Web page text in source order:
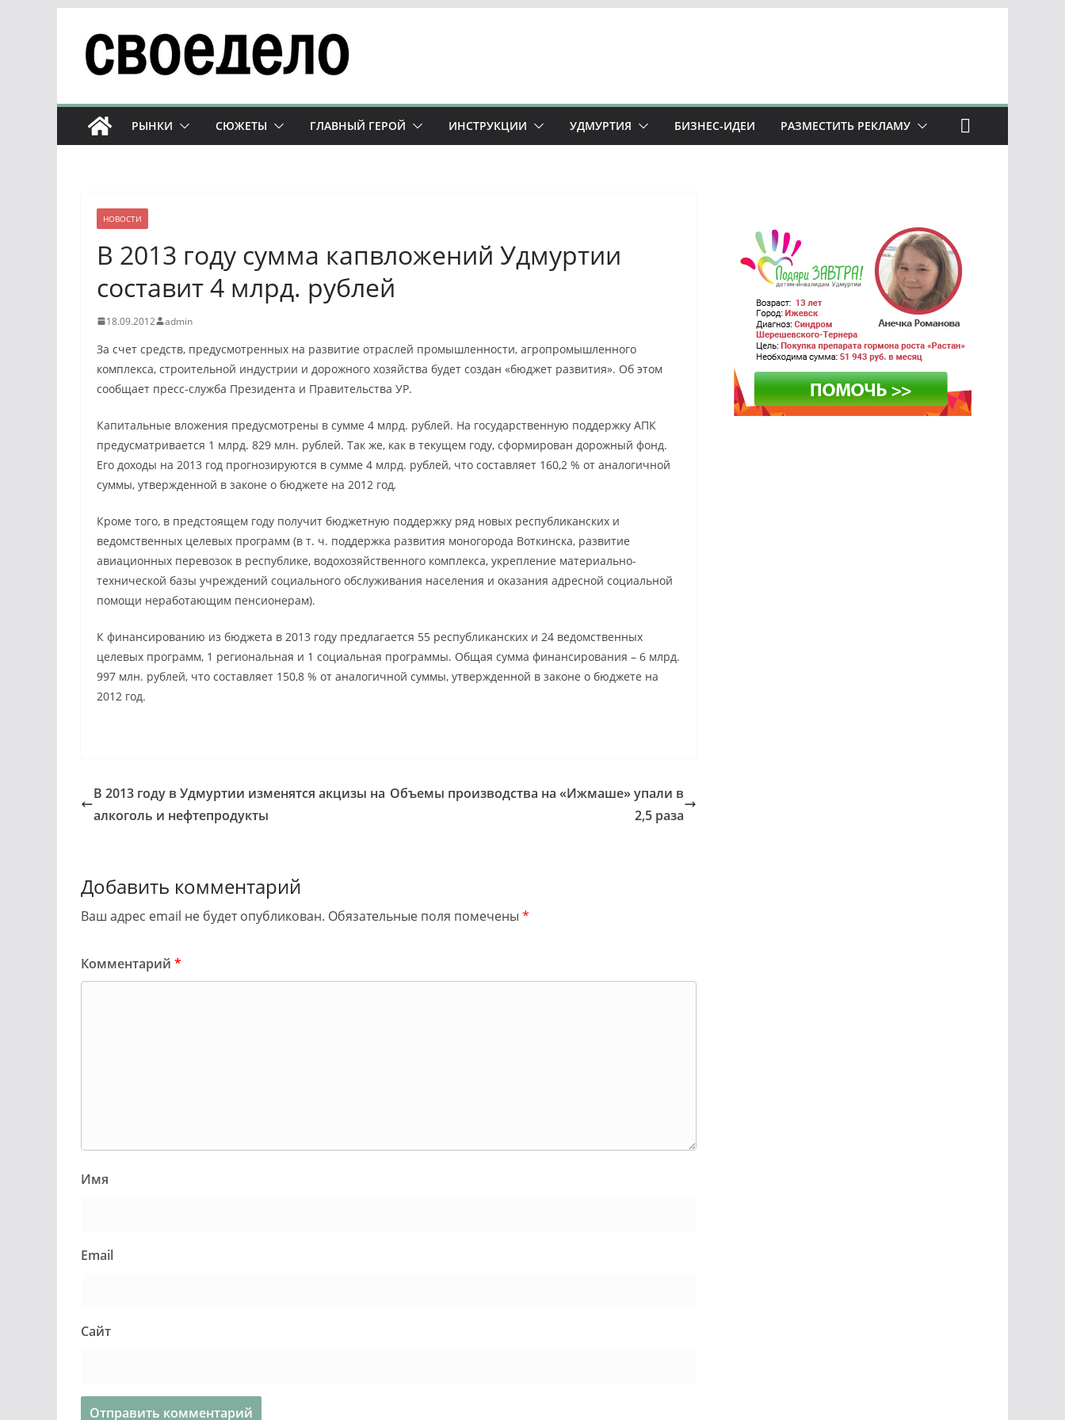
содержимому
РЫНКИ СЮЖЕТЫ ГЛАВНЫЙ ГЕРОЙ ИНСТРУКЦИИ УДМУРТИЯ БИЗНЕС-ИДЕИ РАЗМЕСТИТЬ РЕКЛАМУ
НОВОСТИ
В 2013 году сумма капвложений Удмуртии
составит 4 млрд. рублей
18.09.2012 admin
За счет средств, предусмотренных на развитие отраслей промышленности, агропромышленного
комплекса, строительной индустрии и дорожного хозяйства будет создан «бюджет развития». Об этом
сообщает пресс-служба Президента и Правительства УР.
Капитальные вложения предусмотрены в сумме 4 млрд. рублей. На государственную поддержку АПК
предусматривается 1 млрд. 829 млн. рублей. Так же, как в текущем году, сформирован дорожный фонд.
Его доходы на 2013 год прогнозируются в сумме 4 млрд. рублей, что составляет 160,2 % от аналогичной
суммы, утвержденной в законе о бюджете на 2012 год.
Кроме того, в предстоящем году получит бюджетную поддержку ряд новых республиканских и
ведомственных целевых программ (в т. ч. поддержка развития моногорода Воткинска, развитие
авиационных перевозок в республике, водохозяйственного комплекса, укрепление материально-
технической базы учреждений социального обслуживания населения и оказания адресной социальной
помощи неработающим пенсионерам).
К финансированию из бюджета в 2013 году предлагается 55 республиканских и 24 ведомственных
целевых программ, 1 региональная и 1 социальная программы. Общая сумма финансирования – 6 млрд.
997 млн. рублей, что составляет 150,8 % от аналогичной суммы, утвержденной в законе о бюджете на
2012 год.
В 2013 году в Удмуртии изменятся акцизы на
алкоголь и нефтепродукты
Объемы производства на «Ижмаше» упали в
2,5 раза
Добавить комментарий
Ваш адрес email не будет опубликован. Обязательные поля помечены *
Комментарий *
Имя
Email
Сайт